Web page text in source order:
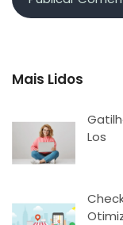
Mais Lidos
Los